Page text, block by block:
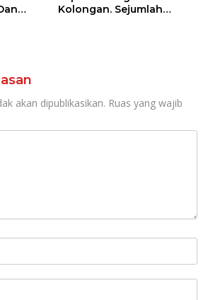
Kolongan. Sejumlah
akan dipublikasikan. Ruas yang wajib